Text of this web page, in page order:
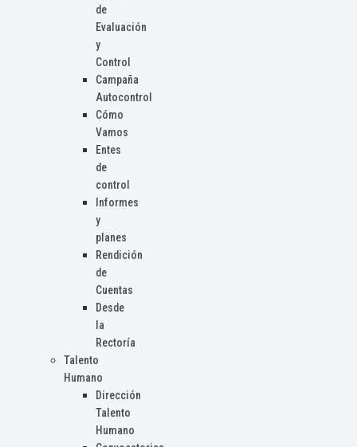
de
Evaluación
y
Control
Campaña
Autocontrol
Cómo
Vamos
Entes
de
control
Informes
y
planes
Rendición
de
Cuentas
Desde
la
Rectoría
Talento
Humano
Dirección
Talento
Humano